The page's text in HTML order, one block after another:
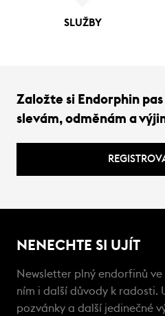
SLUŽBY
Založte si Endorphin
slevám, odměnám a
NENECHTE SI UJÍT
Newsletter plný endorfinů ve
ním i další důvody k radosti.
pozvánky a další jedinečné